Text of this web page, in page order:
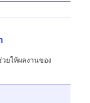
ยให้ผลงานของ